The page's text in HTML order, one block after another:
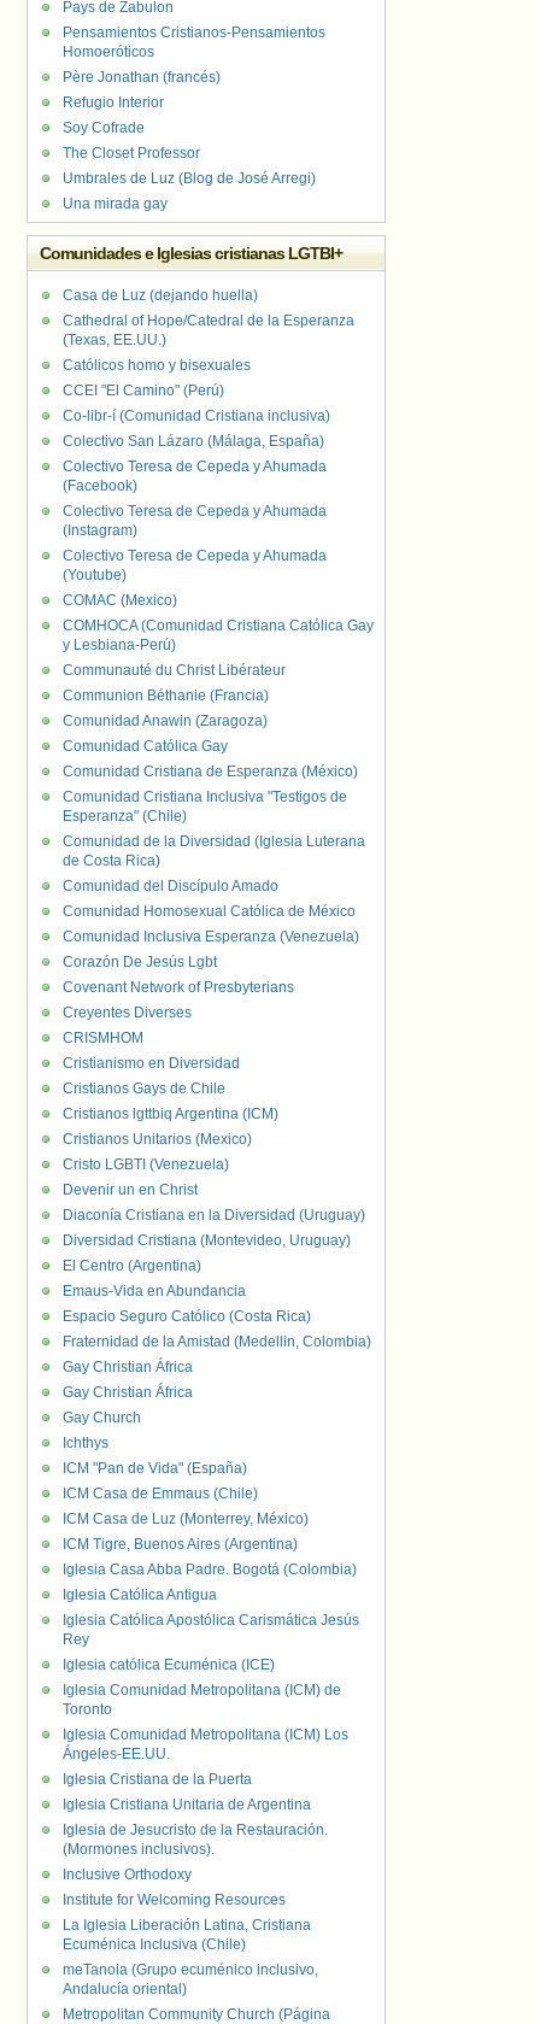
Pays de Zabulon
Pensamientos Cristianos-Pensamientos
Homoeróticos
Père Jonathan (francés)
Refugio Interior
Soy Cofrade
The Closet Professor
Umbrales de Luz (Blog de José Arregi)
Una mirada gay
Comunidades e Iglesias cristianas LGTBI+
Casa de Luz (dejando huella)
Cathedral of Hope/Catedral de la Esperanza
(Texas, EE.UU.)
Católicos homo y bisexuales
CCEI "El Camino" (Perú)
Co-libr-í (Comunidad Cristiana inclusiva)
Colectivo San Lázaro (Málaga, España)
Colectivo Teresa de Cepeda y Ahumada
(Facebook)
Colectivo Teresa de Cepeda y Ahumada
(Instagram)
Colectivo Teresa de Cepeda y Ahumada
(Youtube)
COMAC (Mexico)
COMHOCA (Comunidad Cristiana Católica Gay
y Lesbiana-Perú)
Communauté du Christ Libérateur
Communion Béthanie (Francia)
Comunidad Anawin (Zaragoza)
Comunidad Católica Gay
Comunidad Cristiana de Esperanza (México)
Comunidad Cristiana Inclusiva "Testigos de
Esperanza" (Chile)
Comunidad de la Diversidad (Iglesia Luterana
de Costa Rica)
Comunidad del Discípulo Amado
Comunidad Homosexual Católica de México
Comunidad Inclusiva Esperanza (Venezuela)
Corazón De Jesús Lgbt
Covenant Network of Presbyterians
Creyentes Diverses
CRISMHOM
Cristianismo en Diversidad
Cristianos Gays de Chile
Cristianos lgttbiq Argentina (ICM)
Cristianos Unitarios (Mexico)
Cristo LGBTI (Venezuela)
Devenir un en Christ
Diaconía Cristiana en la Diversidad (Uruguay)
Diversidad Cristiana (Montevideo, Uruguay)
El Centro (Argentina)
Emaus-Vida en Abundancia
Espacio Seguro Católico (Costa Rica)
Fraternidad de la Amistad (Medellin, Colombia)
Gay Christian África
Gay Christian África
Gay Church
Ichthys
ICM "Pan de Vida" (España)
ICM Casa de Emmaus (Chile)
ICM Casa de Luz (Monterrey, México)
ICM Tigre, Buenos Aires (Argentina)
Iglesia Casa Abba Padre. Bogotá (Colombia)
Iglesia Católica Antigua
Iglesia Católica Apostólica Carismática Jesús
Rey
Iglesia católica Ecuménica (ICE)
Iglesia Comunidad Metropolitana (ICM) de
Toronto
Iglesia Comunidad Metropolitana (ICM) Los
Ángeles-EE.UU.
Iglesia Cristiana de la Puerta
Iglesia Cristiana Unitaria de Argentina
Iglesia de Jesucristo de la Restauración.
(Mormones inclusivos).
Inclusive Orthodoxy
Institute for Welcoming Resources
La Iglesia Liberación Latina, Cristiana
Ecuménica Inclusiva (Chile)
meTanoia (Grupo ecuménico inclusivo,
Andalucía oriental)
Metropolitan Community Church (Página